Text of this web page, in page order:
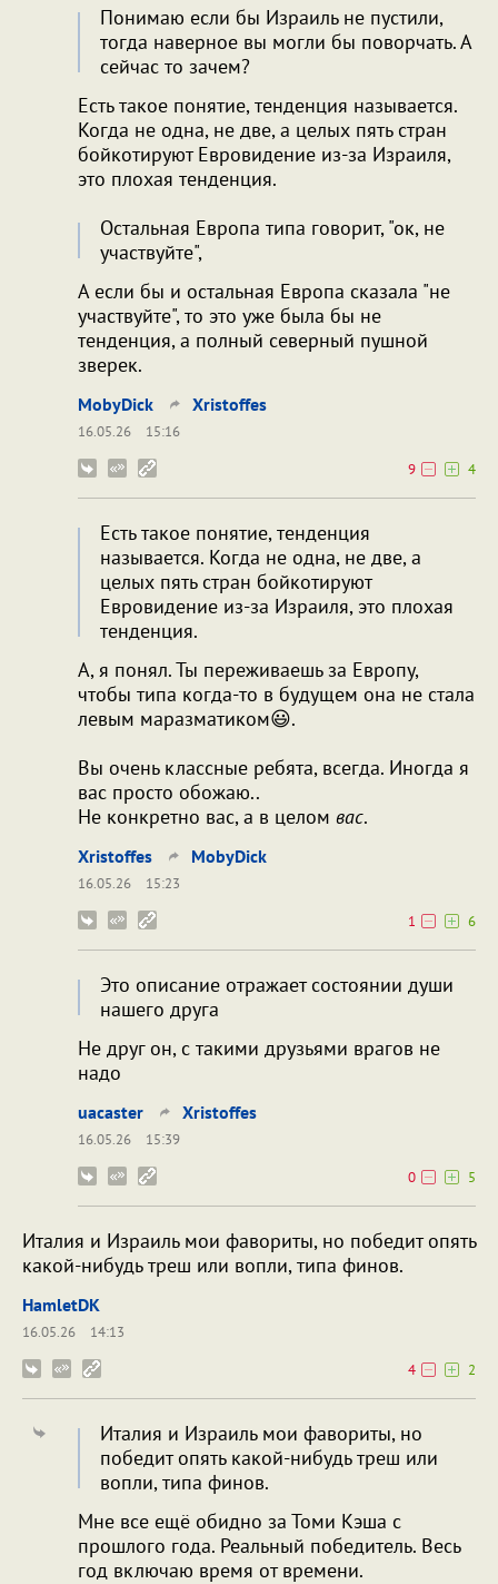
Понимаю если бы Израиль не пустили,
тогда наверное вы могли бы поворчать. А
сейчас то зачем?
Есть такое понятие, тенденция называется.
Когда не одна, не две, а целых пять стран
бойкотируют Евровидение из-за Израиля,
это плохая тенденция.
Остальная Европа типа говорит, "ок, не
участвуйте",
А если бы и остальная Европа сказала "не
участвуйте", то это уже была бы не
тенденция, а полный северный пушной
зверек.
MobyDick Xristoffes
16.05.26
15:16
9
4
Есть такое понятие, тенденция
называется. Когда не одна, не две, а
целых пять стран бойкотируют
Евровидение из-за Израиля, это плохая
тенденция.
А, я понял. Ты переживаешь за Европу,
чтобы типа когда-то в будущем она не стала
левым маразматиком😃.
Вы очень классные ребята, всегда. Иногда я
вас просто обожаю..
Не конкретно вас, а в целом вас.
Xristoffes MobyDick
16.05.26
15:23
1
6
Это описание отражает состоянии души
нашего друга
Не друг он, с такими друзьями врагов не
надо
uacaster Xristoffes
16.05.26
15:39
0
5
Италия и Израиль мои фавориты, но победит опять
какой-нибудь треш или вопли, типа финов.
HamletDK
16.05.26
14:13
4
2
Италия и Израиль мои фавориты, но
победит опять какой-нибудь треш или
вопли, типа финов.
Мне все ещё обидно за Томи Кэша с
прошлого года. Реальный победитель. Весь
год включаю время от времени.